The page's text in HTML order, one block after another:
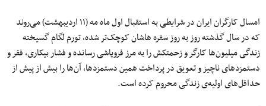
امسال کارگران ایران در شرایطی به استقبال اول ماه مه (۱۱ اردیبهشت) می‌روند
که در سال گذشته روز به روز سفره هاشان کوچک‌تر شده، تورم لگام گسیخته
زندگی میلیون‌ها کارگر و زحمتکش را به مرز فروپاشی رسانده و فشار بیکاری، فقر و
دستمزدهای ناچیز و تعویق در پرداخت همین دستمزدها، آن‌ها را بیش از پیش از
حداقل‌های اولیه‌ی زندگی محروم کرده است.